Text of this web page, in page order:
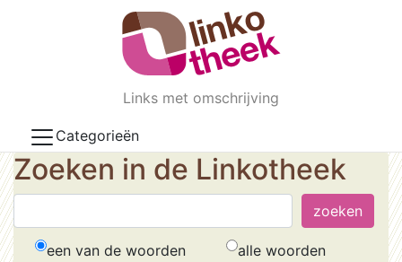
Skip to main content
Links met omschrijving
Categorieën
Zoeken in de Linkotheek
een van de woorden
alle woorden